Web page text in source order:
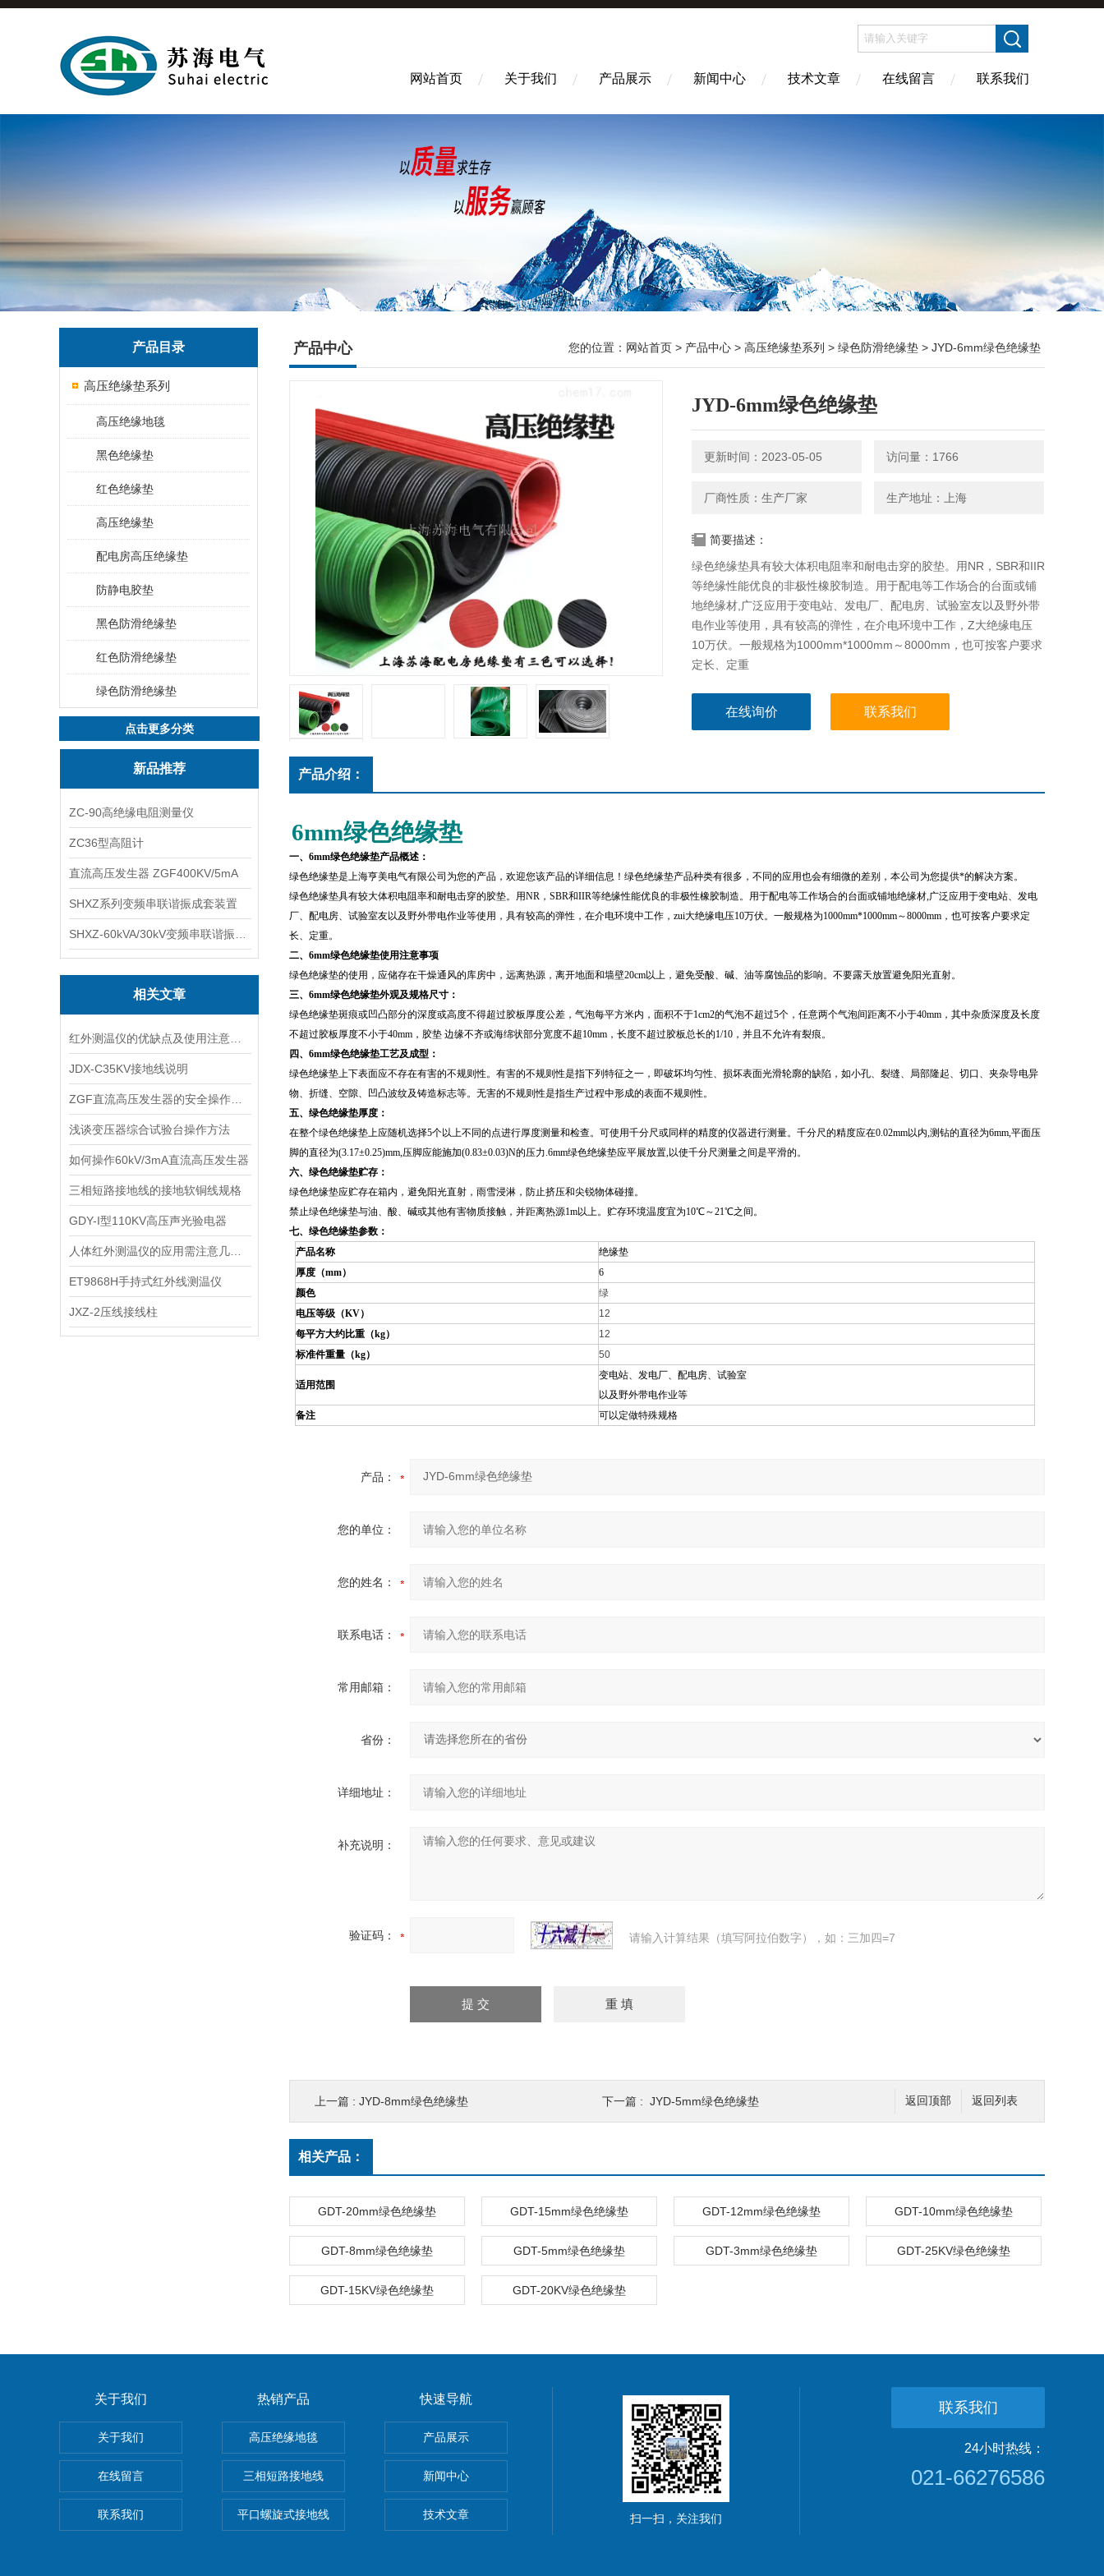
网站首页 关于我们 产品展示 新闻中心 技术文章 在线留言 联系我们
产品目录
高压绝缘垫系列
高压绝缘地毯
黑色绝缘垫
红色绝缘垫
高压绝缘垫
配电房高压绝缘垫
防静电胶垫
黑色防滑绝缘垫
红色防滑绝缘垫
绿色防滑绝缘垫
点击更多分类
新品推荐
ZC-90高绝缘电阻测量仪
ZC36型高阻计
直流高压发生器 ZGF400KV/5mA
SHXZ系列变频串联谐振成套装置
相关文章
JDX-C35KV接地线说明
浅谈变压器综合试验台操作方法
如何操作60kV/3mA直流高压发生器
三相短路接地线的接地软铜线规格
GDY-I型110KV高压声光验电器
ET9868H手持式红外线测温仪
JXZ-2压线接线柱
产品中心 您的位置： 网站首页 > 产品中心 > 高压绝缘垫系列 > 绿色防滑绝缘垫 > JYD-6mm绿色绝缘垫
JYD-6mm绿色绝缘垫
更新时间：2023-05-05 访问量：1766
厂商性质：生产厂家 生产地址：上海
简要描述：
绿色绝缘垫具有较大体积电阻率和耐电击穿的胶垫。用NR，SBR和IIR
等绝缘性能优良的非极性橡胶制造。用于配电等工作场合的台面或铺
地绝缘材,广泛应用于变电站、发电厂、配电房、试验室友以及野外带
电作业等使用，具有较高的弹性，在介电环境中工作，Z大绝缘电压
10万伏。一般规格为1000mm*1000mm～8000mm，也可按客户要求
定长、定重
在线询价 联系我们
产品介绍：
6mm绿色绝缘垫
一、6mm绿色绝缘垫产品概述：
绿色绝缘垫是上海亨美电气有限公司为您的产品，欢迎您该产品的详细信息！绿色绝缘垫产品种类有很多，不同的应用也会有细微的差别，本公司为您提供*的解决方案。
绿色绝缘垫具有较大体积电阻率和耐电击穿的胶垫。用NR，SBR和IIR等绝缘性能优良的非极性橡胶制造。用于配电等工作场合的台面或铺地绝缘材,广泛应用于变电站、发电
厂、配电房、试验室友以及野外带电作业等使用，具有较高的弹性，在介电环境中工作，zui大绝缘电压10万伏。一般规格为1000mm*1000mm～8000mm ，也可按客户要求定
长、定重。
二、6mm绿色绝缘垫使用注意事项
绿色绝缘垫的使用，应储存在干燥通风的库房中，远离热源，离开地面和墙壁20cm以上，避免受酸、碱、油等腐蚀品的影响。不要露天放置避免阳光直射。
三、6mm绿色绝缘垫外观及规格尺寸：
绿色绝缘垫斑痕或凹凸部分的深度或高度不得超过胶板厚度公差，气泡每平方米内，面积不于1cm2的气泡不超过5个，任意两个气泡间距离不小于40mm，其中杂质深度及长度
不超过胶板厚度不小于40mm，胶垫 边缘不齐或海绵状部分宽度不超10mm，长度不超过胶板总长的1/10，并且不允许有裂痕。
四、 6mm绿色绝缘垫工艺及成型：
绿色绝缘垫上下表面应不存在有害的不规则性。有害的不规则性是指下列特征之一，即破坏均匀性、损坏表面光滑轮廓的缺陷，如小孔、裂缝、局部隆起、切口、夹杂导电异
物、折缝、空隙、凹凸波纹及铸造标志等。无害的不规则性是指生产过程中形成的表面不规则性。
五、 绿色绝缘垫厚度：
在整个绿色绝缘垫上应随机选择5个以上不同的点进行厚度测量和检查。可使用千分尺或同样的精度的仪器进行测量。千分尺的精度应在0.02mm以内,测钻的直径为6mm,平面压
脚的直径为(3.17±0.25)mm,压脚应能施加(0.83±0.03)N的压力.6mm绿色绝缘垫应平展放置,以使千分尺测量之间是平滑的。
六、 绿色绝缘垫贮存：
绿色绝缘垫应贮存在箱内，避免阳光直射，雨雪浸淋，防止挤压和尖锐物体碰撞。
禁止绿色绝缘垫与油、酸、碱或其他有害物质接触，并距离热源1m以上。贮存环境温度宜为10℃～21℃之间。
七、绿色绝缘垫参数：
产品名称
绝缘垫
厚度（mm）
6
颜色
绿
电压等级（KV）
12
每平方大约比重（kg）
12
标准件重量（kg）
50
适用范围
变电站、发电厂、配电房、试验室
以及野外带电作业等
备注
可以定做特殊规格
产品：
您的单位：
您的姓名：
联系电话：
常用邮箱：
省份：
详细地址：
补充说明：
验证码： 请输入计算结果（填写阿拉伯数字），如：三加四=7
返回列表
返回顶部
上一篇 : JYD-8mm绿色绝缘垫 下一篇 : JYD-5mm绿色绝缘垫
相关产品：
GDT-20mm绿色绝缘垫 GDT-15mm绿色绝缘垫 GDT-12mm绿色绝缘垫 GDT-10mm绿色绝缘垫
GDT-8mm绿色绝缘垫 GDT-5mm绿色绝缘垫 GDT-3mm绿色绝缘垫 GDT-25KV绿色绝缘垫
GDT-15KV绿色绝缘垫 GDT-20KV绿色绝缘垫
关于我们
关于我们
在线留言
联系我们
热销产品
高压绝缘地毯
三相短路接地线
平口螺旋式接地线
快速导航
产品展示
新闻中心
技术文章 扫一扫，关注我们
联系我们
24小时热线：
021-66276586